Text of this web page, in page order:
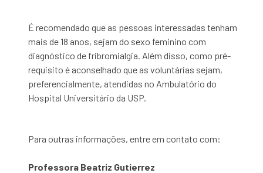
É recomendado que as pessoas interessadas tenham
mais de 18 anos, sejam do sexo feminino com
diagnóstico de fribromialgia. Além disso, como pré-
requisito é aconselhado que as voluntárias sejam,
preferencialmente, atendidas no Ambulatório do
Hospital Universitário da USP.
Para outras informações, entre em contato com:
Professora Beatriz Gutierrez